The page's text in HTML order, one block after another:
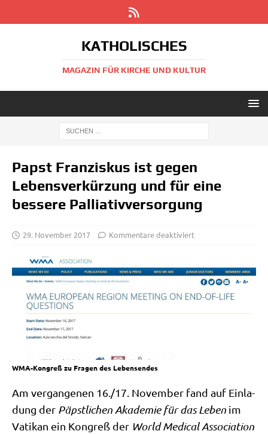
KATHOLISCHES
MAGAZIN FÜR KIRCHE UND KULTUR
Papst Franziskus ist gegen
Lebensverkürzung und für eine
bessere Palliativversorgung
29. November 2017 Kommentare deaktiviert
WMA-Kongreß zu Fragen des Lebensendes
Am ver­gan­ge­nen 16./17. Novem­ber fand auf Ein­la­
dung der Päpst­li­chen Aka­de­mie für das Leben im
Vati­kan ein Kon­greß der World Medi­cal Asso­cia­ti­on